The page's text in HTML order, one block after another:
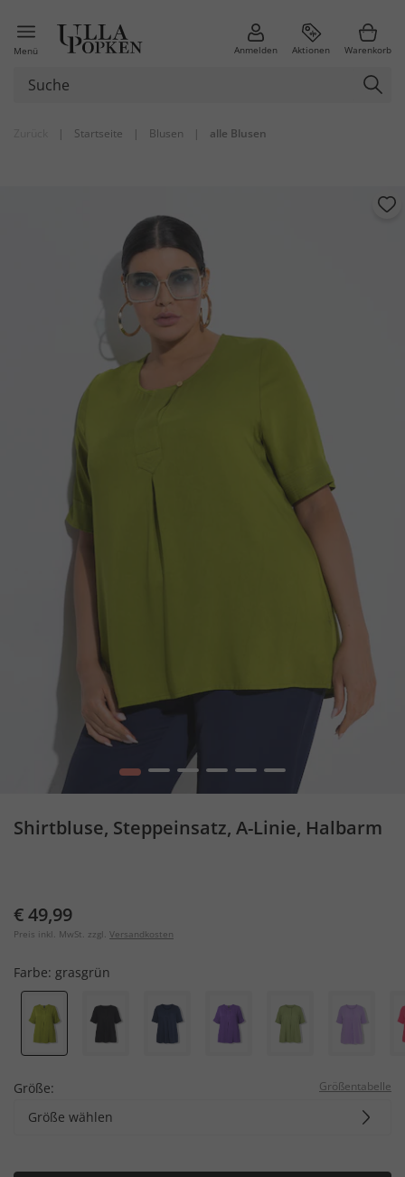
Menü Anmelden Aktionen Warenkorb
| Startseite | Blusen | alle Blusen
1 2 3 4 5 6
Shirtbluse, Steppeinsatz, A-Linie, Halbarm
€ 49,99
Preis inkl. MwSt. zzgl. Versandkosten
Farbe: grasgrün
Größe: Größentabelle
Größe wählen